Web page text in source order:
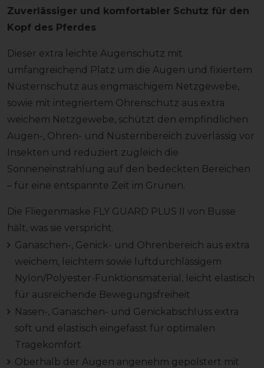
Zuverlässiger und komfortabler Schutz für den
Kopf des Pferdes
Dieser extra leichte Augenschutz mit
umfangreichend Platz um die Augen und fixiertem
Nüsternschutz aus engmaschigem Netzgewebe,
sowie mit integriertem Ohrenschutz aus extra
weichem Netzgewebe, schützt den empfindlichen
Augen-, Ohren- und Nüsternbereich zuverlässig vor
Insekten und reduziert zugleich die
Sonneneinstrahlung auf den bedeckten Bereichen
– für eine entspannte Zeit im Grünen.
Die Fliegenmaske FLY GUARD PLUS II von Busse
hält, was sie verspricht.
Ganaschen-, Genick- und Ohrenbereich aus extra
weichem, leichtem sowie luftdurchlässigem
Nylon/Polyester-Funktionsmaterial, leicht elastisch
für ausreichende Bewegungsfreiheit
Nasen-, Ganaschen- und Genickabschluss extra
soft und elastisch eingefasst für optimalen
Tragekomfort
Oberhalb der Augen angenehm gepolstert mit